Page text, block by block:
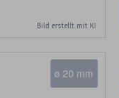
Bild erstellt mit KI
ø 20 mm